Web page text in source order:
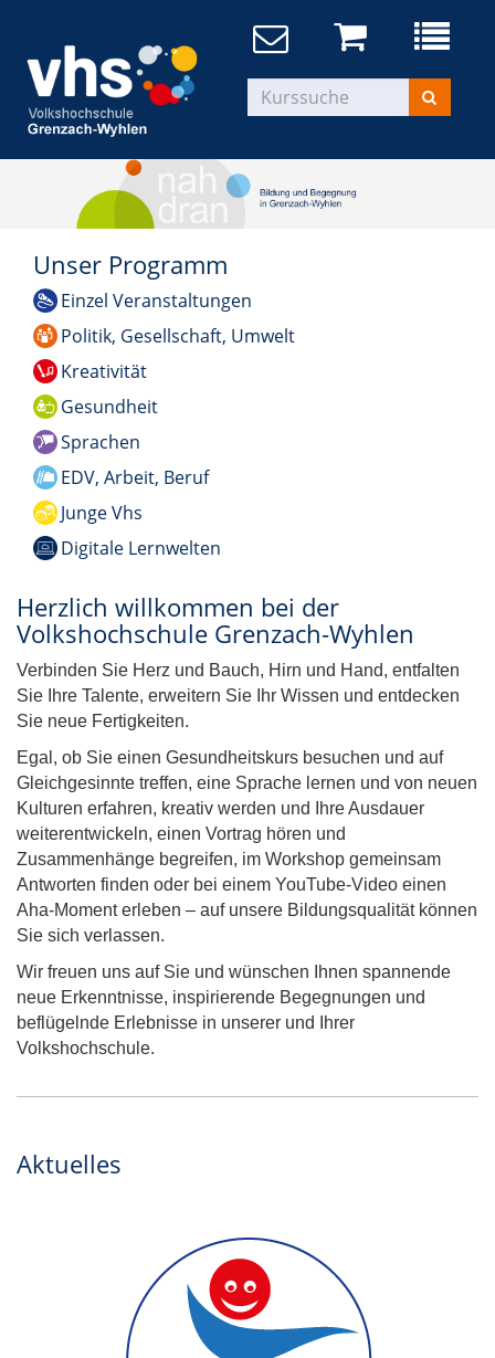
Unser Programm
Einzel Veranstaltungen
Politik, Gesellschaft, Umwelt
Kreativität
Gesundheit
Sprachen
EDV, Arbeit, Beruf
Junge Vhs
Digitale Lernwelten
Herzlich willkommen bei der
Volkshochschule Grenzach-Wyhlen
Verbinden Sie Herz und Bauch, Hirn und Hand, entfalten
Sie Ihre Talente, erweitern Sie Ihr Wissen und entdecken
Sie neue Fertigkeiten.
Egal, ob Sie einen Gesundheitskurs besuchen und auf
Gleichgesinnte treffen, eine Sprache lernen und von neuen
Kulturen erfahren, kreativ werden und Ihre Ausdauer
weiterentwickeln, einen Vortrag hören und
Zusammenhänge begreifen, im Workshop gemeinsam
Antworten finden oder bei einem YouTube-Video einen
Aha-Moment erleben – auf unsere Bildungsqualität können
Sie sich verlassen.
Wir freuen uns auf Sie und wünschen Ihnen spannende
neue Erkenntnisse, inspirierende Begegnungen und
beflügelnde Erlebnisse in unserer und Ihrer
Volkshochschule.
Aktuelles